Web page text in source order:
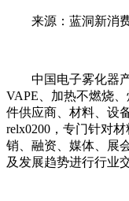
来源：蓝洞新消
中国电子雾化器
VAPE、加热不燃烧
件供应商、材料、设
relx0200，专门针对
销、融资、媒体、展
及发展趋势进行行业